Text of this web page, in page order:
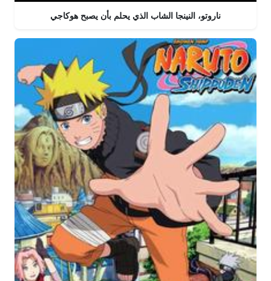
ناروتو، النينجا الشاب الذي يحلم بأن يصبح هوكاجي